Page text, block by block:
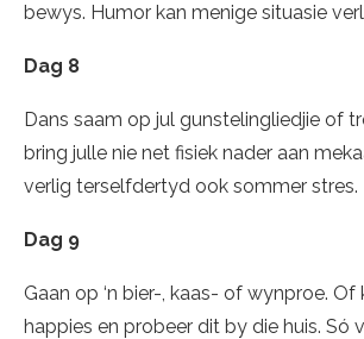
bewys. Humor kan menige situasie
Dag 8
Dans saam op jul gunstelingliedjie of
bring julle nie net fisiek nader aan
verlig terselfdertyd ook sommer stres.
Dag 9
Gaan op ‘n bier-, kaas- of wynproe.
happies en probeer dit by die huis. Só